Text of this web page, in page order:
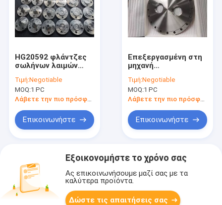
HG20592 φλάντζες
σωλήνων λαιμών
φλαντζών ASME 16,9
τιτανίου
Τιμή:Negotiable
MOQ:1 PC
Λάβετε την πιο πρόσφατη τιμή
Επικοινωνήστε
Επεξεργασμένη στη
μηχανή
τιτάνιο φλάντζα ΜΒ
Τ 5193 τυφλή
φλάντζα τιτανίου
Τιμή:Negotiable
MOQ:1 PC
Λάβετε την πιο πρόσφατη τιμή
Επικοινωνήστε
Εξοικονομήστε το χρόνο σας
Ας επικοινωνήσουμε μαζί σας με τα
καλύτερα προϊόντα.
Δώστε τις απαιτήσεις σας